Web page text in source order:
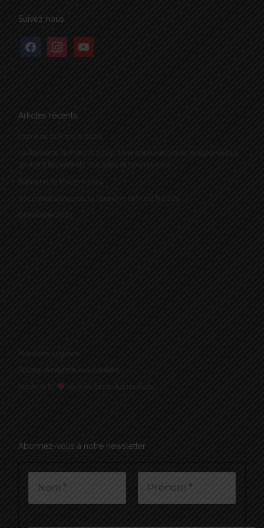
Suivez nous
facebookinstagramyoutube
Articles récents
Ramène ta Freiz’h 2025
La Ramène Ta Freiz’h 2023 : Une épreuve Gravel exigeante qui
soutient les enfants malades et hospitalisés
Ramène Ta Freiz’H 2024
Reconnaissance de la Ramène ta Freiz’h 2024
Gravilaine 2023
Mentions Légales
Politique relative aux cookies
Made with
by A la force des mollets
Abonnez-vous à notre newsletter